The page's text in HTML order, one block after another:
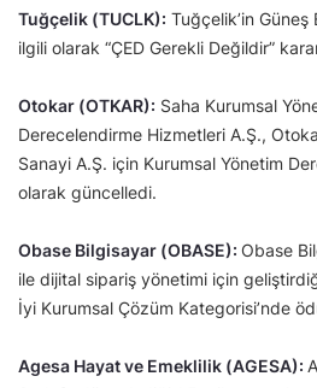
Tuğçelik (TUCLK): Tuğçelik’in
ilgili olarak “ÇED Gerekli Değildir”
Otokar (OTKAR): Saha Kurumsal
Derecelendirme Hizmetleri A.Ş.,
Sanayi A.Ş. için Kurumsal Yönetim
olarak güncelledi.
Obase Bilgisayar (OBASE): Obase
ile dijital sipariş yönetimi için
İyi Kurumsal Çözüm Kategorisi’nde
Agesa Hayat ve Emeklilik (AGESA):